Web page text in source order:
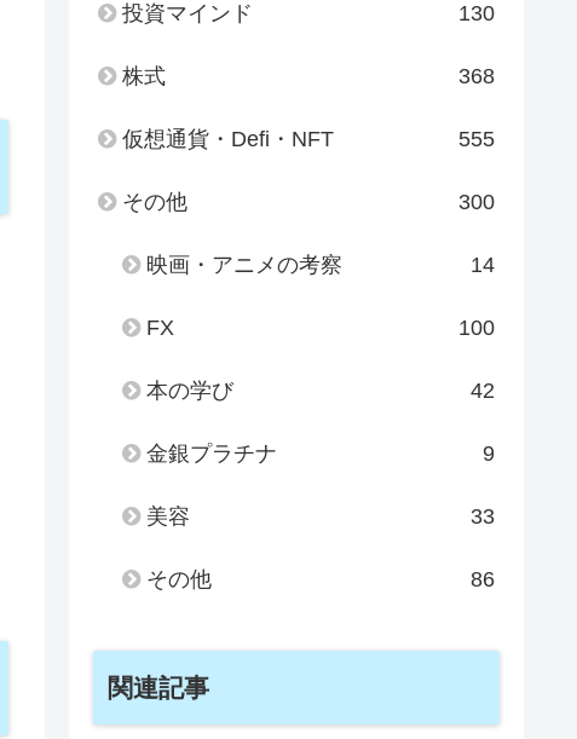
投資マインド 130
株式 368
仮想通貨・Defi・NFT 555
その他 300
映画・アニメの考察 14
FX 100
本の学び 42
金銀プラチナ 9
美容 33
その他 86
関連記事